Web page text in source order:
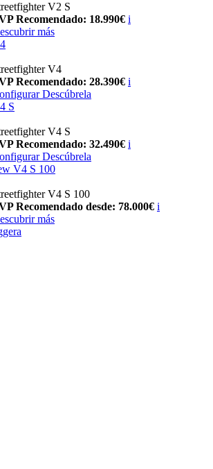
V2 S
Recomendado: 18.990€ i
más
V4
Recomendado: 28.390€ i
Descúbrela
S
V4 S
Recomendado: 32.490€ i
Descúbrela
V4 S 100
V4 S 100
Recomendado desde: 78.000€ i
más